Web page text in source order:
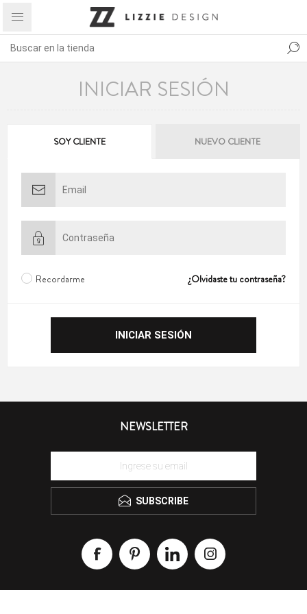
INICIAR SESIÓN
SOY CLIENTE NUEVO CLIENTE
Recordarme ¿Olvidaste tu contraseña?
NEWSLETTER
SUBSCRIBE